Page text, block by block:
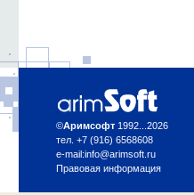
©Аримсофт 1992...2026
тел. +7 (916) 6568608
e-mail:info@arimsoft.ru
Правовая информация